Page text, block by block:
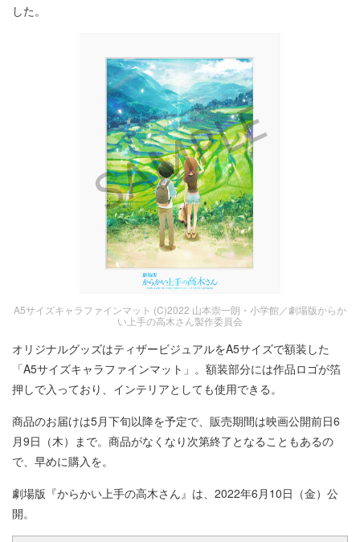
した。
A5サイズキャラファインマット (C)2022 山本崇一朗・小学館／劇場版からか
い上手の高木さん製作委員会
オリジナルグッズはティザービジュアルをA5サイズで額装した
「A5サイズキャラファインマット」。額装部分には作品ロゴが箔
押しで入っており、インテリアとしても使用できる。
商品のお届けは5月下旬以降を予定で、販売期間は映画公開前日6
月9日（木）まで。商品がなくなり次第終了となることもあるの
で、早めに購入を。
劇場版『からかい上手の高木さん』は、2022年6月10日（金）公
開。